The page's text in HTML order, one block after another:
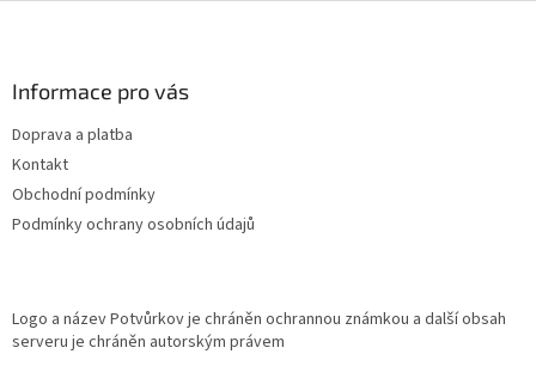
Informace pro vás
Doprava a platba
Kontakt
Obchodní podmínky
Podmínky ochrany osobních údajů
Logo a název Potvůrkov je chráněn ochrannou známkou a další obsah
serveru je chráněn autorským právem